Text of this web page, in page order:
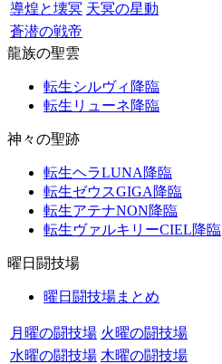
導煌と壊冥 天冥の星動
蒼潜の戦帝
龍族の聖雲
転生シルヴィ降臨
転生リューネ降臨
神々の聖跡
転生ヘラLUNA降臨
転生ゼウスGIGA降臨
転生アテナNON降臨
転生ヴァルキリーCIEL降臨
曜日闘技場
曜日闘技場まとめ
月曜の闘技場 火曜の闘技場
水曜の闘技場 木曜の闘技場